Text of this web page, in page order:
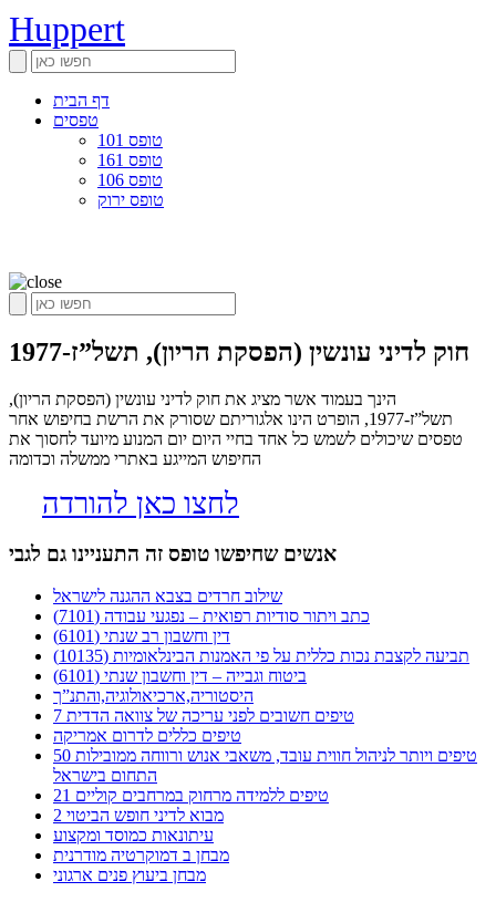
Huppert
דף הבית
טפסים
טופס 101
טופס 161
טופס 106
טופס ירוק
חוק לדיני עונשין (הפסקת הריון), תשל”ז-1977
הינך בעמוד אשר מציג את חוק לדיני עונשין (הפסקת הריון),
תשל”ז-1977, הופרט הינו אלגוריתם שסורק את הרשת בחיפוש אחר
טפסים שיכולים לשמש כל אחד בחיי היום יום המנוע מיועד לחסוך את
החיפוש המייגע באתרי ממשלה וכדומה
לחצו כאן להורדה
אנשים שחיפשו טופס זה התעניינו גם לגבי
שילוב חרדים בצבא ההגנה לישראל
כתב ויתור סודיות רפואית – נפגעי עבודה (7101)
דין וחשבון רב שנתי (6101)
תביעה לקצבת נכות כללית על פי האמנות הבינלאומיות (10135)
ביטוח וגבייה – דין וחשבון שנתי (6101)
היסטוריה,ארכיאולוגיה,והתנ”ך
7 טיפים חשובים לפני עריכה של צוואה הדדית
טיפים כללים לדרום אמריקה
50 טיפים ויותר לניהול חווית עובד, משאבי אנוש ורווחה ממובילות
התחום בישראל
21 טיפים ללמידה מרחוק במרחבים קוליים
מבוא לדיני חופש הביטוי 2
עיתונאות כמוסד ומקצוע
מבחן ב דמוקרטיה מודרנית
מבחן ביעוץ פנים ארגוני